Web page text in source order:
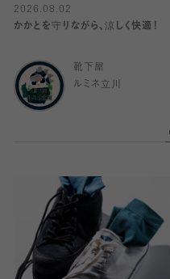
2026.08.02
かかとを守りながら、涼しく快適！
靴下屋
ルミネ立川